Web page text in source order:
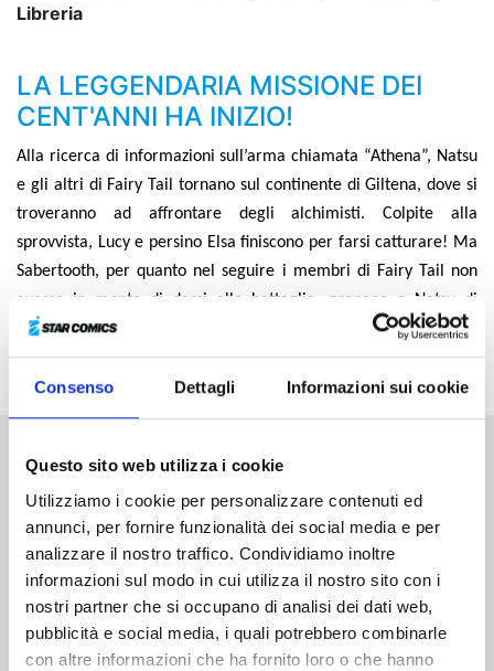
Consenso Dettagli Informazioni sui cookie
Questo sito web utilizza i cookie
Utilizziamo i cookie per personalizzare contenuti ed
annunci, per fornire funzionalità dei social media e per
analizzare il nostro traffico. Condividiamo inoltre
informazioni sul modo in cui utilizza il nostro sito con i
nostri partner che si occupano di analisi dei dati web,
pubblicità e social media, i quali potrebbero combinarle
con altre informazioni che ha fornito loro o che hanno
Libreria
LA LEGGENDARIA MISSIONE DEI
CENT'ANNI HA INIZIO!
Alla ricerca di informazioni sull’arma chiamata “Athena”, Natsu
e gli altri di Fairy Tail tornano sul continente di Giltena, dove si
troveranno ad affrontare degli alchimisti. Colpite alla
sprovvista, Lucy e persino Elsa finiscono per farsi catturare! Ma
Sabertooth, per quanto nel seguire i membri di Fairy Tail non
avesse in mente di darsi alle battaglie, propone a Natsu di
combattere insieme... Le due gilde vanno così all’attacco della
gilda di alchimisti Gold Owl!
Altri volumi della serie